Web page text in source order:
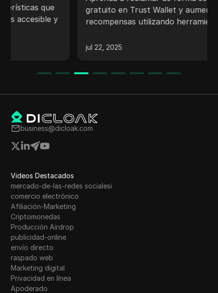
gratuito en Trust Wallet y aumente las
recompensas utilizando herramientas
business@dicloak.com
Videos Destacados
mercado-de-las-redes socialesi
comercio electrónico
Afiliación-Marketing
Criptomonedas
Producción Airdrop
publicidad-online
envío directo
raspado web
Marketing digital
Privacidad en línea
Apoderado